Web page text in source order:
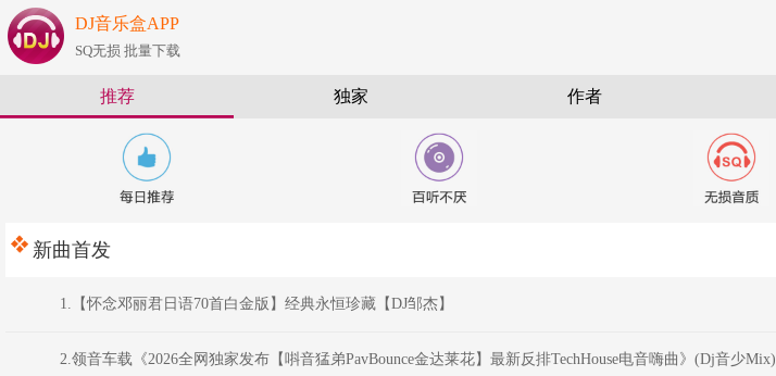
DJ音乐盒APP
SQ无损 批量下载
推荐 独家 作者
新曲首发
1.【怀念邓丽君日语70首白金版】经典永恒珍藏【DJ邹杰】
2.领音车载《2026全网独家发布【唞音猛弟PavBounce金达莱花】最新反排TechHouse电音嗨曲》(Dj音少Mix)